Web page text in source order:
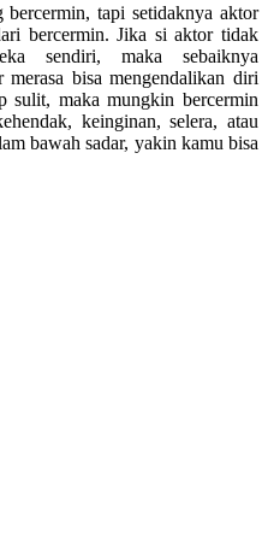
tapi setidaknya aktor
bercermin. Jika si aktor tidak
sendiri, maka sebaiknya
bisa mengendalikan diri
sulit, maka mungkin bercermin
keinginan, selera, atau
bawah sadar, yakin kamu bisa